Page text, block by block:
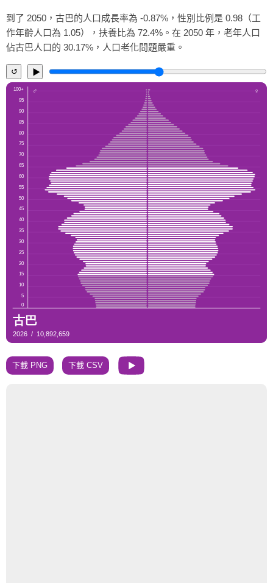
到了 2050，古巴的人口成長率為 -0.87%，性別比例是 0.98（工
作年齡人口為 1.05），扶養比為 72.4%。在 2050 年，老年人口
佔古巴人口的 30.17%，人口老化問題嚴重。
↺ ▶
下載 PNG 下載 CSV